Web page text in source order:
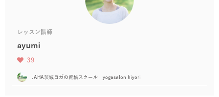
レッスン講師
ayumi
39
JAHA茨城ヨガの資格スクール yogasalon hiyori